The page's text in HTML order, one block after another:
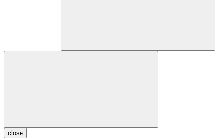
close